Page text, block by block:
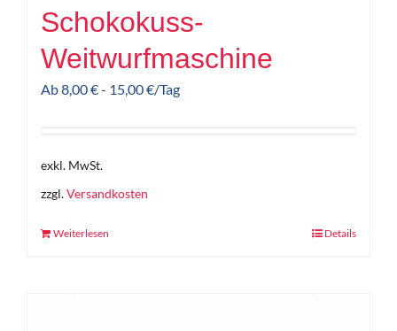
Schokokuss-
Weitwurfmaschine
Ab8,00€- 15,00€/Tag
exkl. MwSt.
zzgl.Versandkosten
Weiterlesen Details